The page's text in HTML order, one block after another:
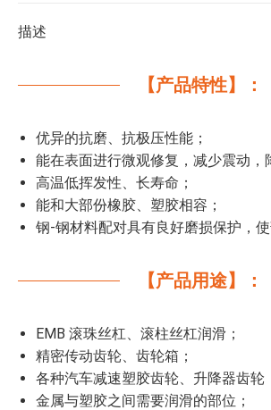
描述
【产品特性】：
优异的抗磨、抗极压性能；
能在表面进行微观修复，减少震动，
高温低挥发性、长寿命；
能和大部份橡胶、塑胶相容；
钢-钢材料配对具有良好磨损保护，使
【产品用途】：
EMB 滚珠丝杠、滚柱丝杠润滑；
精密传动齿轮、齿轮箱；
各种汽车减速塑胶齿轮、升降器齿轮
金属与塑胶之间需要润滑的部位；